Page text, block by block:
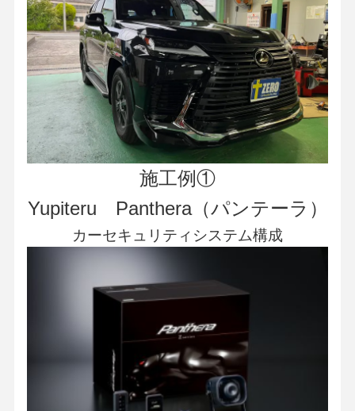
施工例①
Yupiteru Panthera（パンテーラ）
カーセキュリティシステム構成